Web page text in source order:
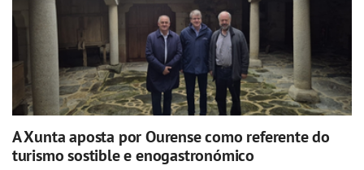
A Xunta aposta por Ourense como referente do
turismo sostible e enogastronómico